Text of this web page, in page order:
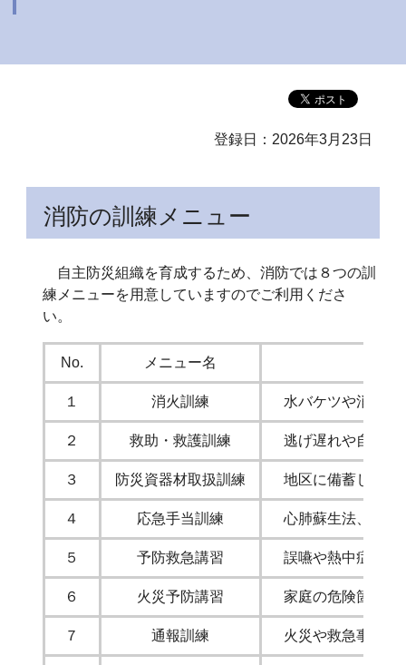
登録日：2026年3月23日
消防の訓練メニュー
自主防災組織を育成するため、消防では８つの訓
練メニューを用意していますのでご利用くださ
い。
No. メニュー名
１ 消火訓練 水バケツや消火器
２ 救助・救護訓練 逃げ遅れや自力避
３ 防災資器材取扱訓練 地区に備蓄してあ
４ 応急手当訓練 心肺蘇生法、止血
５ 予防救急講習 誤嚥や熱中症、転
６ 火災予防講習 家庭の危険箇所、
７ 通報訓練 火災や救急事案が